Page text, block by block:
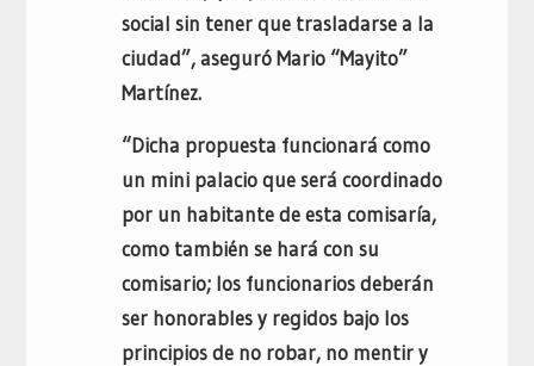
social sin tener que trasladarse a la
ciudad”, aseguró Mario “Mayito”
Martínez.
“Dicha propuesta funcionará como
un mini palacio que será coordinado
por un habitante de esta comisaría,
como también se hará con su
comisario; los funcionarios deberán
ser honorables y regidos bajo los
principios de no robar, no mentir y